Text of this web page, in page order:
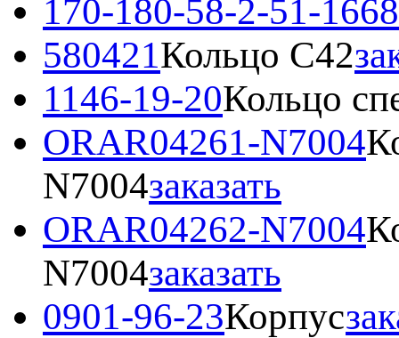
170-180-58-2-51-1668
580421Кольцо С42
1146-19-20Кольцо
ORAR04261-N7004
N7004заказать
ORAR04262-N7004
N7004заказать
0901-96-23Корпус